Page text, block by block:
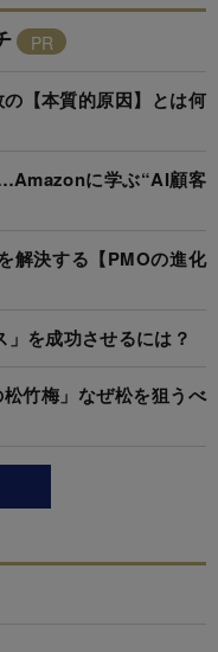
【本質的原因】とは何
に学ぶ“AI顧客
解決する【PMOの進化
を成功させるには？
竹梅」なぜ松を狙うべ